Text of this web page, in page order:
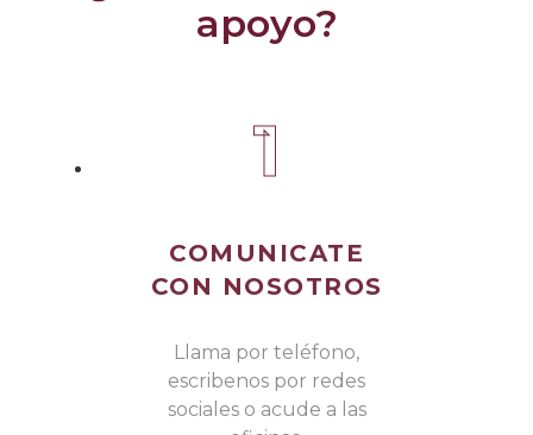
apoyo?
1
COMUNICATE
CON NOSOTROS
Llama por teléfono,
escribenos por redes
sociales o acude a las